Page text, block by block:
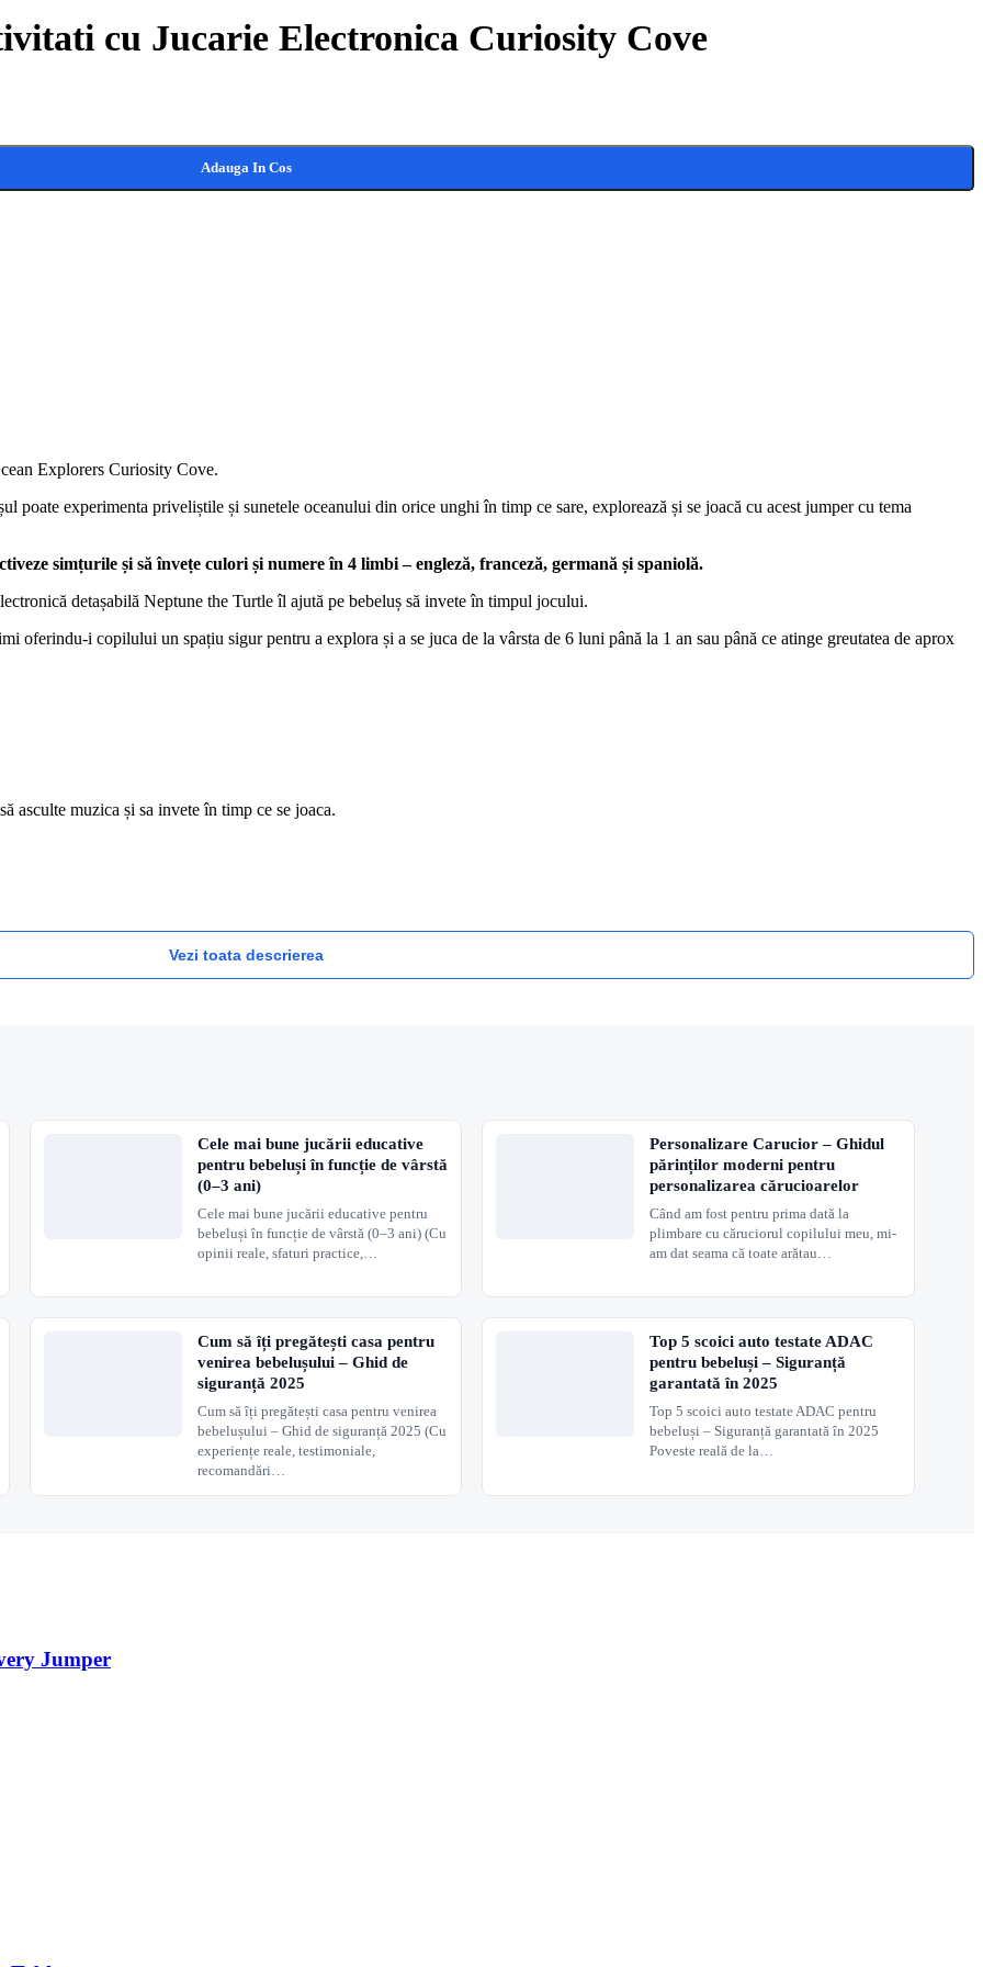
cu Jucarie Electronica Curiosity Cove
quantity
Adauga In Cos
Explorers Curiosity Cove.
poate experimenta priveliștile și sunetele oceanului din orice unghi în timp ce sare, explorează și se joacă cu acest jumper cu tema
simțurile și să învețe culori și numere în 4 limbi – engleză, franceză, germană și spaniolă.
detașabilă Neptune the Turtle îl ajută pe bebeluș să invete în timpul jocului.
oferindu-i copilului un spațiu sigur pentru a explora și a se juca de la vârsta de 6 luni până la 1 an sau până ce atinge greutatea de aprox
asculte muzica și sa invete în timp ce se joaca.
Baby Einstein dezvolta o combinatie unica de obiecte, muzica, arta, limbaj, forme, elemente din natura, iar bebelusii adora sa descopere
iar imaginile viu colorate si texturile diferite ale jucariilor ii vor ajuta pe bebelusi la stimularea vizuala si tactila. Toate aceste
Vezi toata descrierea
Cele mai bune jucării educative
pentru bebeluși în funcție de vârstă
(0–3 ani)
Cele mai bune jucării educative pentru
bebeluși în funcție de vârstă (0–3 ani) (Cu
opinii reale, sfaturi practice,…
Personalizare Carucior – Ghidul
părinților moderni pentru
personalizarea cărucioarelor
Când am fost pentru prima dată la
plimbare cu căruciorul copilului meu, mi-
am dat seama că toate arătau…
Cum să îți pregătești casa pentru
venirea bebelușului – Ghid de
siguranță 2025
Cum să îți pregătești casa pentru venirea
bebelușului – Ghid de siguranță 2025 (Cu
experiențe reale, testimoniale,
recomandări…
Top 5 scoici auto testate ADAC
pentru bebeluși – Siguranță
garantată în 2025
Top 5 scoici auto testate ADAC pentru
bebeluși – Siguranță garantată în 2025
Poveste reală de la…
Jumper